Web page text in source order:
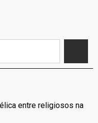
entre religiosos na